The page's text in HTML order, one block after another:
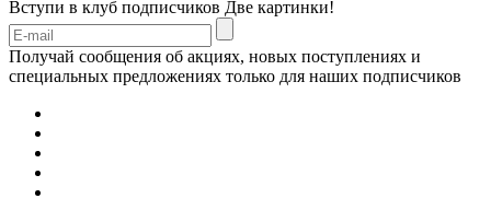
Вступи в клуб подписчиков Две картинки!
Получай сообщения об акциях, новых поступлениях и
специальных предложениях только для наших подписчиков